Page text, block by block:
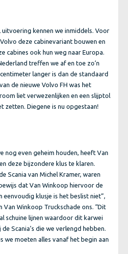
uitvoering kennen we inmiddels. Voor
deze cabinevariant bouwen en
cabines ook hun weg naar Europa.
treffen we af en toe zo’n
langer is dan de standaard
de nieuwe Volvo FH was het
liet verwezenlijken en een slijptol
zetten. Diegene is nu opgestaan!
nog even geheim houden, heeft Van
deze bijzondere klus te klaren.
Scania van Michel Kramer, waren
dat Van Winkoop hiervoor de
eenvoudig klusje is het beslist niet”,
Winkoop Truckschade ons. “Dit
schuine lijnen waardoor dit karwei
Scania’s die we verlengd hebben.
we moeten alles vanaf het begin aan